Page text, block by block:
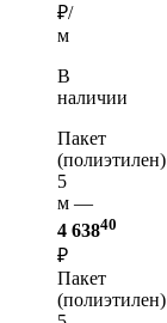
₽/
м
В
наличии
Пакет
(полиэтилен)
5
м —
4 63840
₽
Пакет
(полиэтилен)